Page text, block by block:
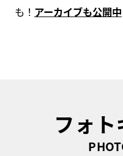
も！ アーカイブも公開中
フォ